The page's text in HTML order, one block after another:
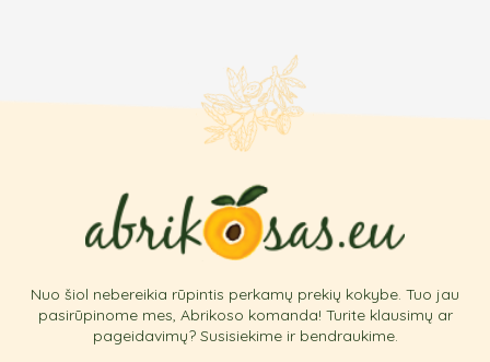
product
page
Nuo šiol nebereikia rūpintis perkamų prekių kokybe. Tuo jau
pasirūpinome mes, Abrikoso komanda! Turite klausimų ar
pageidavimų? Susisiekime ir bendraukime.